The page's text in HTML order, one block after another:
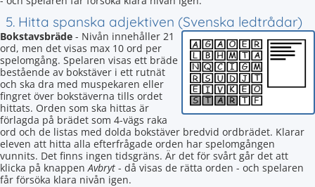
5. Hitta spanska adjektiven (Svenska ledtrådar)
Bokstavsbräde - Nivån innehåller 21
ord, men det visas max 10 ord per
spelomgång. Spelaren visas ett bräde
bestående av bokstäver i ett rutnät
och ska dra med muspekaren eller
fingret över bokstäverna tills ordet
hittats. Orden som ska hittas är
förlagda på brädet som 4-vägs raka
ord och de listas med dolda bokstäver bredvid ordbrädet. Klarar
eleven att hitta alla efterfrågade orden har spelomgången
vunnits. Det finns ingen tidsgräns. Är det för svårt går det att
klicka på knappenAvbryt - då visas de rätta orden - och spelaren
får försöka klara nivån igen.